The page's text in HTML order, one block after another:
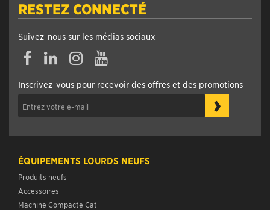
RESTEZ CONNECTÉ
Suivez-nous sur les médias sociaux
Inscrivez-vous pour recevoir des offres et des promotions
›
ÉQUIPEMENTS LOURDS NEUFS
Produits neufs
Accessoires
Machine Compacte Cat